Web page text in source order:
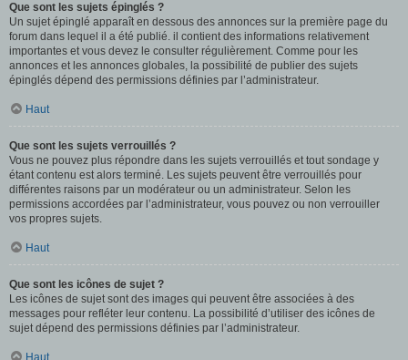
Que sont les sujets épinglés ?
Un sujet épinglé apparaît en dessous des annonces sur la première page du
forum dans lequel il a été publié. il contient des informations relativement
importantes et vous devez le consulter régulièrement. Comme pour les
annonces et les annonces globales, la possibilité de publier des sujets
épinglés dépend des permissions définies par l’administrateur.
Haut
Que sont les sujets verrouillés ?
Vous ne pouvez plus répondre dans les sujets verrouillés et tout sondage y
étant contenu est alors terminé. Les sujets peuvent être verrouillés pour
différentes raisons par un modérateur ou un administrateur. Selon les
permissions accordées par l’administrateur, vous pouvez ou non verrouiller
vos propres sujets.
Haut
Que sont les icônes de sujet ?
Les icônes de sujet sont des images qui peuvent être associées à des
messages pour refléter leur contenu. La possibilité d’utiliser des icônes de
sujet dépend des permissions définies par l’administrateur.
Haut